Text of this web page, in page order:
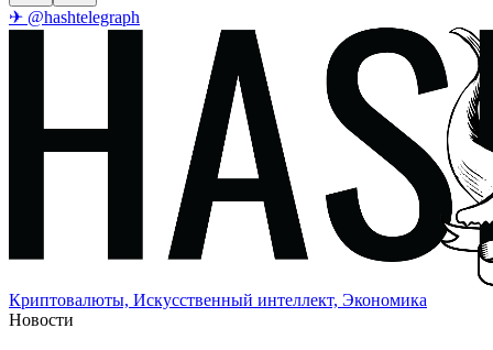
✈ @hashtelegraph
Криптовалюты, Искусственный интеллект, Экономика
Новости